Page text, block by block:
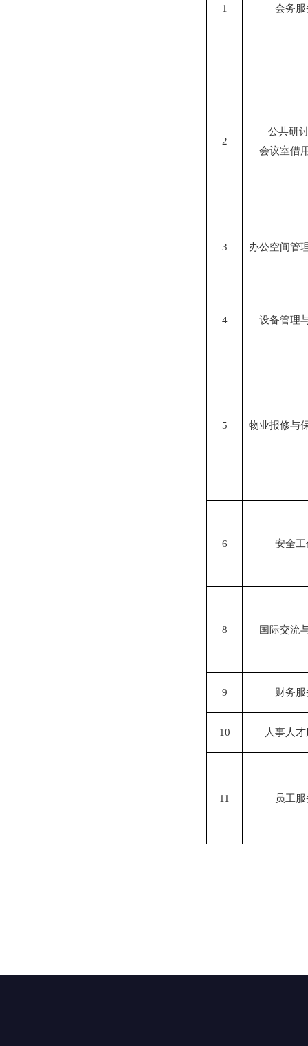
1 会务服
2
公共研
会议室借
3 办公空间管
4 设备管理
5 物业报修与
6 安全工
8 国际交流
9 财务服
10 人事人
11 员工服